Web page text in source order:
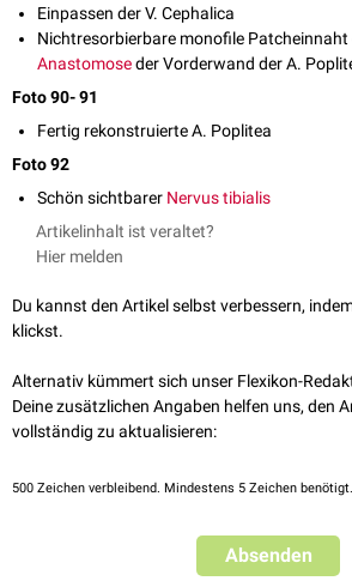
Einpassen der V. Cephalica
Nichtresorbierbare monofile Patcheinnaht
Anastomoseder Vorderwand der A.
Foto 90- 91
Fertig rekonstruierte A. Poplitea
Foto 92
Schön sichtbarer Nervus tibialis
Artikelinhalt ist veraltet?
Hier melden
Du kannst den Artikel selbst verbessern,
klickst.
Alternativ kümmert sich unser Flexikon-
Deine zusätzlichen Angaben helfen uns, den
vollständig zu aktualisieren:
500 Zeichen verbleibend. Mindestens 5 Zeichen benötigt.
Absenden